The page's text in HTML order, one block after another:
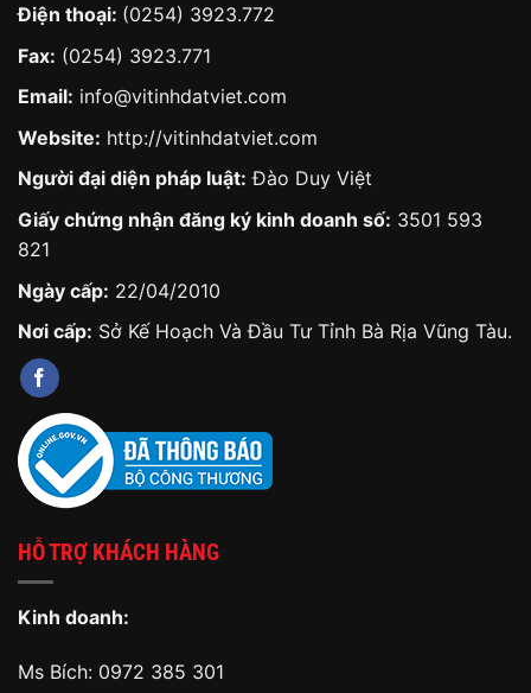
Điện thoại: (0254) 3923.772
Fax: (0254) 3923.771
Email: info@vitinhdatviet.com
Website: http://vitinhdatviet.com
Người đại diện pháp luật: Đào Duy Việt
Giấy chứng nhận đăng ký kinh doanh số: 3501 593
821
Ngày cấp: 22/04/2010
Nơi cấp: Sở Kế Hoạch Và Đầu Tư Tỉnh Bà Rịa Vũng Tàu.
HỖ TRỢ KHÁCH HÀNG
Kinh doanh:
Ms Bích: 0972 385 301